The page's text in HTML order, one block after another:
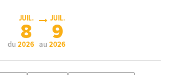
du
JUIL.
8
2026 au
JUIL.
9
2026